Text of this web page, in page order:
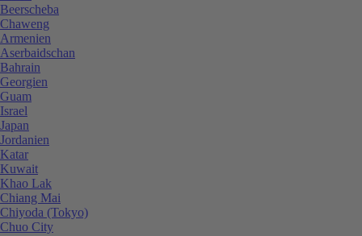
Beerscheba
Chaweng
Armenien
Aserbaidschan
Bahrain
Georgien
Guam
Israel
Japan
Jordanien
Katar
Kuwait
Khao Lak
Chiang Mai
Chiyoda (Tokyo)
Chuo City